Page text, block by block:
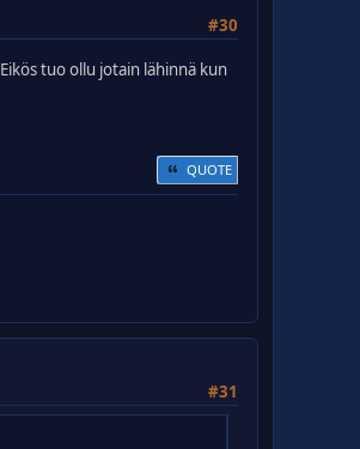
#30
Eikös tuo ollu jotain lähinnä kun
QUOTE
#31